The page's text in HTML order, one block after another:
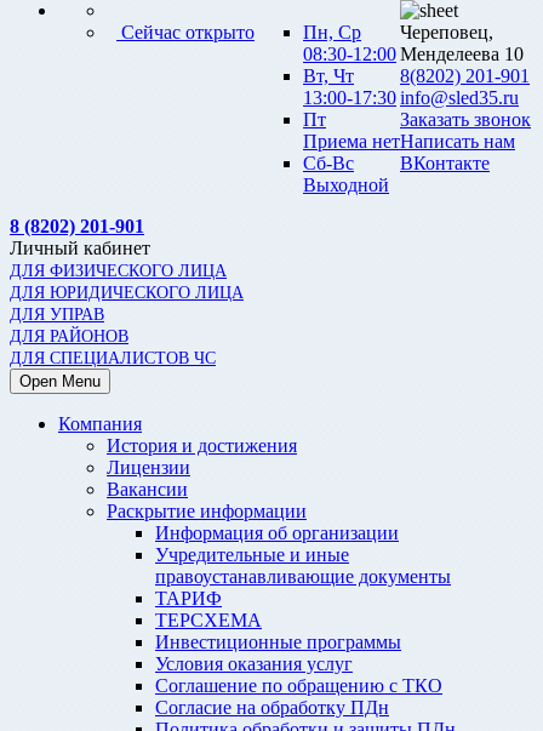
Сейчас открыто
Пн, Ср
08:30-12:00
Вт, Чт
13:00-17:30
Пт
Приема нет
Сб-Вс
Выходной
Череповец,
Менделеева 10
8(8202) 201-901
info@sled35.ru
Заказать звонок
Написать нам
ВКонтакте
8 (8202) 201-901
Личный кабинет
ДЛЯ ФИЗИЧЕСКОГО ЛИЦА
ДЛЯ ЮРИДИЧЕСКОГО ЛИЦА
ДЛЯ УПРАВ
ДЛЯ РАЙОНОВ
ДЛЯ СПЕЦИАЛИСТОВ ЧС
Open Menu
Компания
История и достижения
Лицензии
Вакансии
Раскрытие информации
Информация об организации
Учредительные и иные
правоустанавливающие документы
ТАРИФ
ТЕРСХЕМА
Инвестиционные программы
Условия оказания услуг
Соглашение по обращению с ТКО
Согласие на обработку ПДн